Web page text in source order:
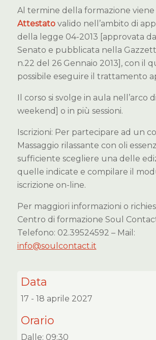
Al termine della formazione viene
Attestatovalido nell’ambito di
della legge 04-2013 [approvata
Senato e pubblicata nella
n.22 del 26 Gennaio 2013], con il
possibile eseguire il trattamento
Il corso si svolge in aula nell’arco
weekend] o in più sessioni.
Iscrizioni: Per partecipare ad un
Massaggio rilassante con oli
sufficiente scegliere una delle
quelle indicate e compilare il
iscrizione on-line.
Per maggiori informazioni o
Centro di formazione Soul
Telefono: 02.39524592 – Mail:
info@soulcontact.it
Data
17 - 18 aprile 2027
Orario
Dalle: 09:30